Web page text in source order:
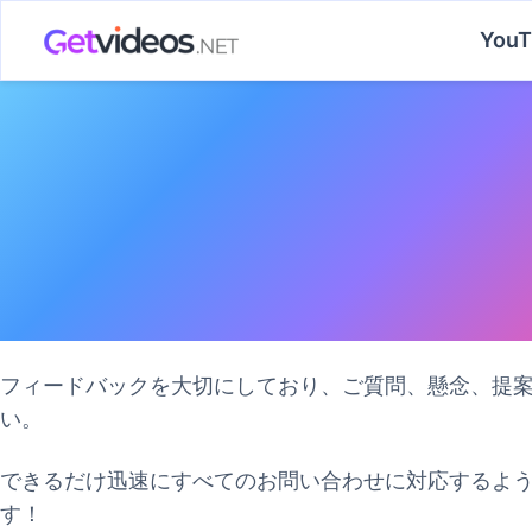
を
フィードバックを大切にしており、ご質問、懸念、
い。
できるだけ迅速にすべてのお問い合わせに対応するよ
す！